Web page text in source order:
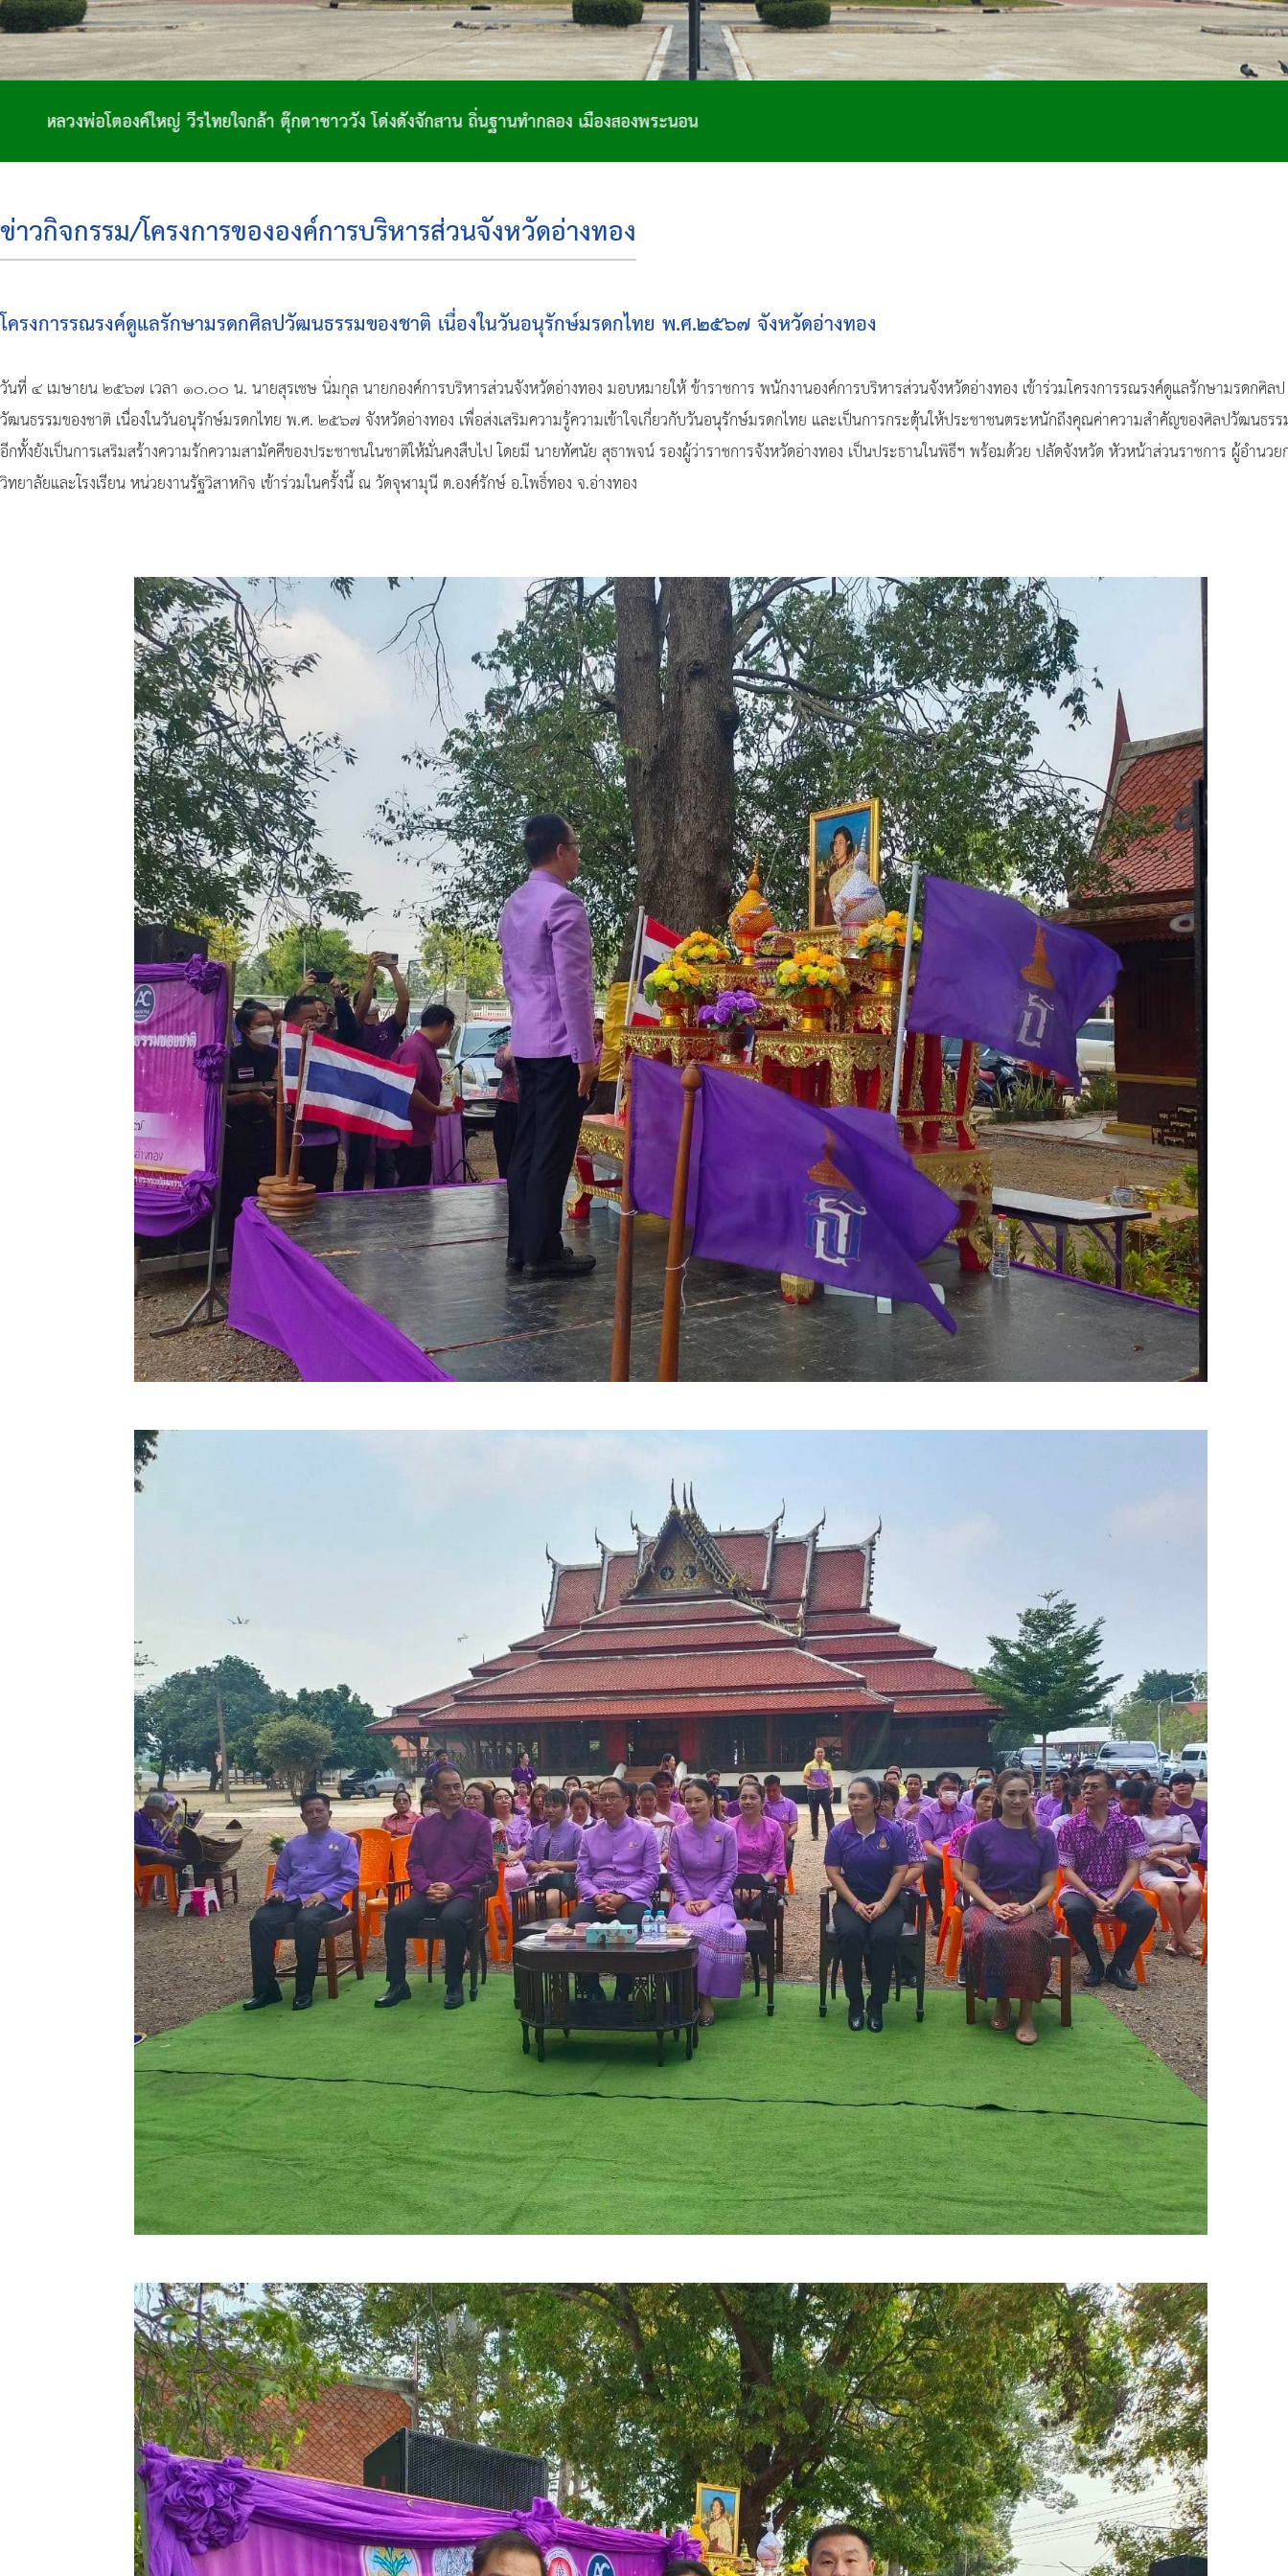
ใจกล้า ตุ๊กตาชาววัง โด่งดังจักสาน ถิ่นฐานทำกลอง เมืองสองพระนอน
ข่าวกิจกรรม/โครงการขององค์การบริหารส่วนจังหวัดอ่างทอง
โครงการรณรงค์ดูแลรักษามรดกศิลปวัฒนธรรมของชาติ เนื่องในวันอนุรักษ์มรดกไทย พ.ศ.๒๕๖๗ จังหวัดอ่างทอง
วันที่ ๔ เมษายน ๒๕๖๗ เวลา ๑๐.๐๐ น. นายสุรเชษ นิ่มกุล นายกองค์การบริหารส่วนจังหวัดอ่างทอง มอบหมายให้ ข้าราชการ พนักงานองค์การบริหารส่วนจังหวัดอ่างทอง เข้าร่วมโครงการรณรงค์ดูแลรักษามรดกศิลป
วัฒนธรรมของชาติ เนื่องในวันอนุรักษ์มรดกไทย พ.ศ. ๒๕๖๗ จังหวัดอ่างทอง เพื่อส่งเสริมความรู้ความเข้าใจเกี่ยวกับวันอนุรักษ์มรดกไทย และเป็นการกระตุ้นให้ประชาชนตระหนักถึงคุณค่าความสำคัญของศิลปวัฒนธร
อีกทั้งยังเป็นการเสริมสร้างความรักความสามัคคีของประชาชนในชาติให้มั่นคงสืบไป โดยมี นายทัศนัย สุธาพจน์ รองผู้ว่าราชการจังหวัดอ่างทอง เป็นประธานในพิธีฯ พร้อมด้วย ปลัดจังหวัด หัวหน้าส่วนราชการ ผู้อำนวย
วิทยาลัยและโรงเรียน หน่วยงานรัฐวิสาหกิจ เข้าร่วมในครั้งนี้ ณ วัดจุฬามุนี ต.องค์รักษ์ อ.โพธิ์ทอง จ.อ่างทอง